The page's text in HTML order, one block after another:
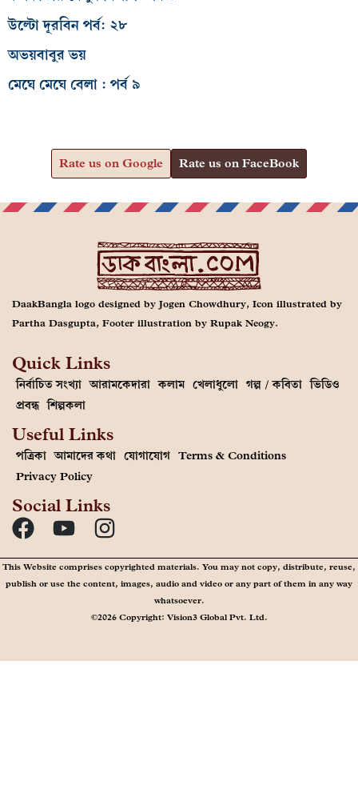
উল্টো দূরবিন পর্ব: ২৮
অভয়বাবুর ভয়
মেঘে মেঘে বেলা : পর্ব ৯
Rate us on Google Rate us on FaceBook
DaakBangla logo designed by Jogen Chowdhury, Icon illustrated by
Partha Dasgupta, Footer illustration by Rupak Neogy.
Quick Links
নির্বাচিত সংখ্যা আরামকেদারা কলাম খেলাধুলো গল্প / কবিতা ভিডিও
প্রবন্ধ শিল্পকলা
Useful Links
পত্রিকা আমাদের কথা যোগাযোগ Terms & Conditions
Privacy Policy
Social Links
This Website comprises copyrighted materials. You may not copy, distribute, reuse,
publish or use the content, images, audio and video or any part of them in any way
whatsoever.
©2026 Copyright: Vision3 Global Pvt. Ltd.